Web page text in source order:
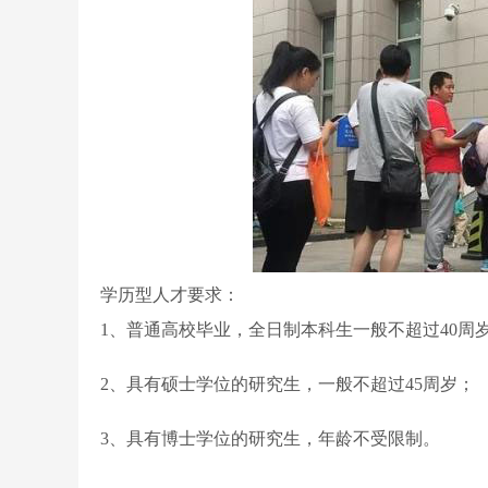
学历型人才要求：
1、普通高校毕业，全日制本科生一般不超过40周
2、具有硕士学位的研究生，一般不超过45周岁；
3、具有博士学位的研究生，年龄不受限制。